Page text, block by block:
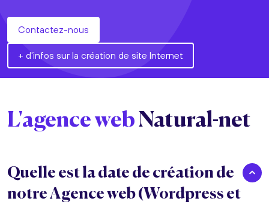
Contactez-nous
+ d'infos sur la création de site Internet
L'agence webNatural-net
Quelle est la date de création de
notre Agence web (Wordpress et